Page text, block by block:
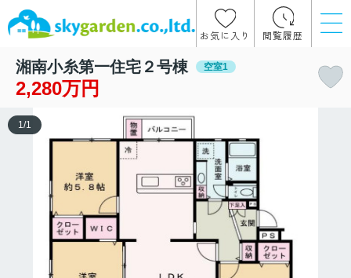
お気に入り 閲覧履歴
湘南小糸第一住宅２号棟 空室1
2,280万円
1 /1